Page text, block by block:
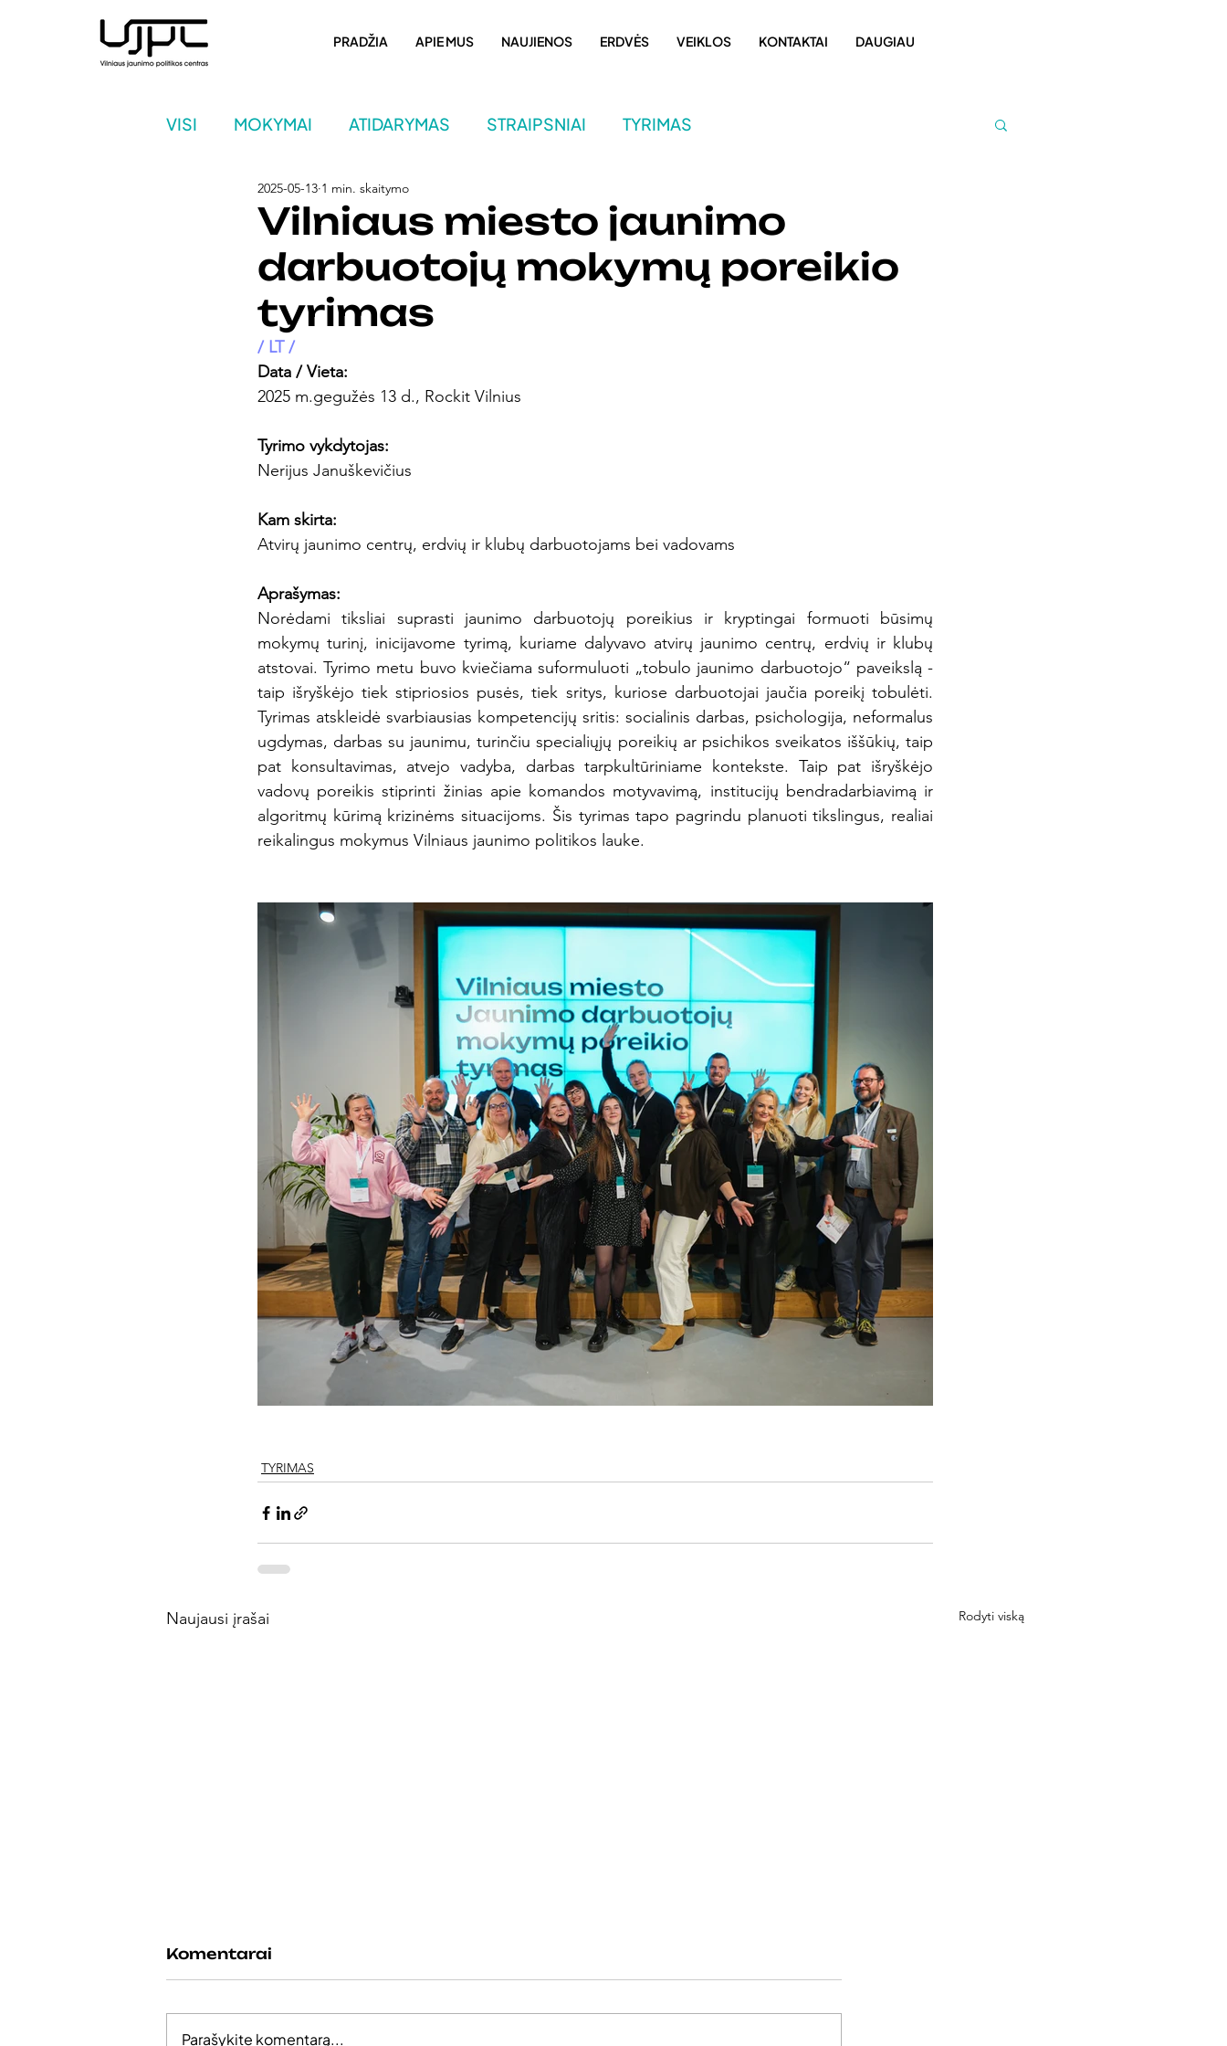
PRADŽIA APIE MUS NAUJIENOS ERDVĖS VEIKLOS KONTAKTAI DAUGIAU
VISI MOKYMAI ATIDARYMAS STRAIPSNIAI TYRIMAS
PROJEKTAS: POKYČIŲ MARŠRUTAS
Vilniaus miesto jaunimo
darbuotojų mokymų poreikio
tyrimas
2025-05-13 1 min. skaitymo
/ LT /
Data / Vieta:
2025 m.gegužės 13 d., Rockit Vilnius
Tyrimo vykdytojas:
Nerijus Januškevičius
Kam skirta:
Atvirų jaunimo centrų, erdvių ir klubų darbuotojams bei vadovams
Aprašymas:
Norėdami tiksliai suprasti jaunimo darbuotojų poreikius ir kryptingai formuoti būsimų
mokymų turinį, inicijavome tyrimą, kuriame dalyvavo atvirų jaunimo centrų, erdvių ir klubų
atstovai. Tyrimo metu buvo kviečiama suformuluoti „tobulo jaunimo darbuotojo“ paveikslą -
taip išryškėjo tiek stipriosios pusės, tiek sritys, kuriose darbuotojai jaučia poreikį tobulėti.
Tyrimas atskleidė svarbiausias kompetencijų sritis: socialinis darbas, psichologija, neformalus
ugdymas, darbas su jaunimu, turinčiu specialiųjų poreikių ar psichikos sveikatos iššūkių, taip
pat konsultavimas, atvejo vadyba, darbas tarpkultūriniame kontekste. Taip pat išryškėjo
vadovų poreikis stiprinti žinias apie komandos motyvavimą, institucijų bendradarbiavimą ir
algoritmų kūrimą krizinėms situacijoms. Šis tyrimas tapo pagrindu planuoti tikslingus, realiai
reikalingus mokymus Vilniaus jaunimo politikos lauke.
TYRIMAS
Naujausi įrašai Rodyti viską
Komentarai
Parašykite komentarą...